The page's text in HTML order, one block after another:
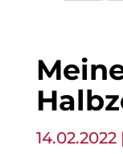
14.02.2022|